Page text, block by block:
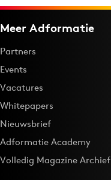
Meer Adformatie
Partners
Events
Vacatures
Whitepapers
Nieuwsbrief
Adformatie Academy
Volledig Magazine Archief